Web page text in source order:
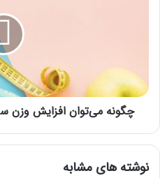
ماه را
تجربه
کرد؟چگونه می‌توان افزایش وزن
نوشته های مشابه